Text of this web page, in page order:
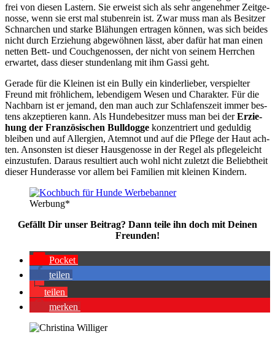
frei von die­sen Las­tern. Sie erweist sich als sehr ange­neh­mer Zeit­ge­
nos­se, wenn sie erst mal stu­ben­rein ist. Zwar muss man als Besit­zer
Schnar­chen und star­ke Blä­hun­gen ertra­gen kön­nen, was sich bei­des
nicht durch Erzie­hung abge­wöh­nen lässt, aber dafür hat man einen
net­ten Bett- und Couch­ge­nos­sen, der nicht von sei­nem Herr­chen
erwar­tet, dass die­ser stun­den­lang mit ihm Gas­si geht.
Gera­de für die Klei­nen ist ein Bul­ly ein kin­der­lie­ber, ver­spiel­ter
Freund mit fröh­li­chem, leben­di­gem Wesen und Cha­rak­ter. Für die
Nach­barn ist er jemand, den man auch zur Schla­fens­zeit immer bes­
tens akzep­tie­ren kann. Als Hun­de­be­sit­zer muss man bei derErzie­
hung der Fran­zö­si­schen Bull­dog­ge kon­zen­triert und gedul­dig
blei­ben und auf All­er­gien, Atem­not und auf die Pfle­ge der Haut ach­
ten. Ansons­ten ist die­ser Haus­ge­nos­se in der Regel als pfle­ge­leicht
ein­zu­stu­fen. Dar­aus resul­tiert auch wohl nicht zuletzt die Beliebt­heit
die­ser Hun­de­ras­se vor allem bei Fami­li­en mit klei­nen Kin­dern.
Wer­bung*
Gefällt Dir unser Bei­trag? Dann tei­le ihn doch mit Dei­nen
Freun­den!
Pocket
tei­len
tei­len
mer­ken